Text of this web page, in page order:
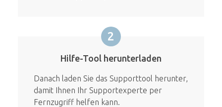
2
Hilfe-Tool herunterladen
Danach laden Sie das Supporttool herunter,
damit Ihnen Ihr Supportexperte per
Fernzugriff helfen kann.